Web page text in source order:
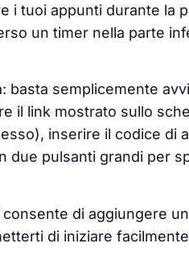
i tuoi appunti durante la
un timer nella parte
: basta semplicemente
il link mostrato sullo
, inserire il codice di
due pulsanti grandi per
di aggiungere un
di iniziare